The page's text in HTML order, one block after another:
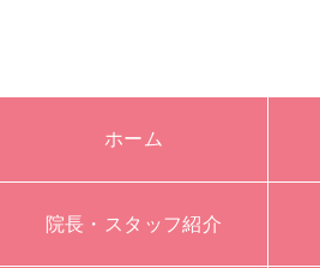
ホーム
院長・スタッフ紹介